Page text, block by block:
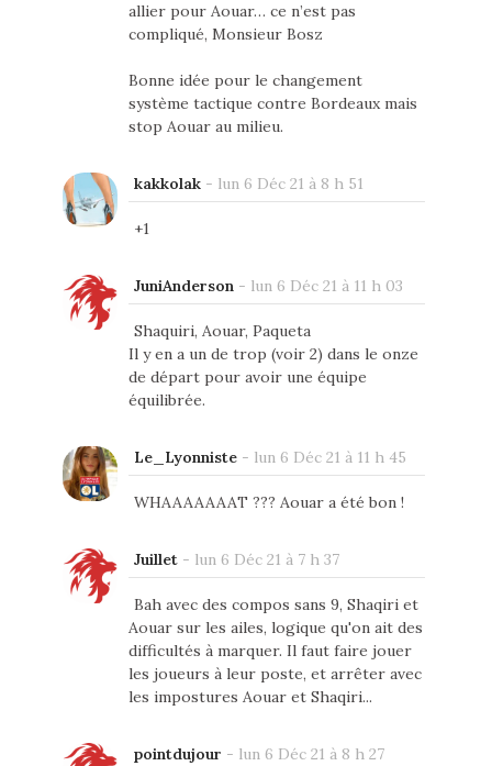
allier pour Aouar… ce n’est pas
compliqué, Monsieur Bosz
Bonne idée pour le changement
système tactique contre Bordeaux mais
stop Aouar au milieu.
kakkolak- lun 6 Déc 21 à 8 h 51
+1
JuniAnderson- lun 6 Déc 21 à 11 h 03
Shaquiri, Aouar, Paqueta
Il y en a un de trop (voir 2) dans le onze
de départ pour avoir une équipe
équilibrée.
Le_Lyonniste- lun 6 Déc 21 à 11 h 45
WHAAAAAAAT ??? Aouar a été bon !
Juillet- lun 6 Déc 21 à 7 h 37
Bah avec des compos sans 9, Shaqiri et
Aouar sur les ailes, logique qu'on ait des
difficultés à marquer. Il faut faire jouer
les joueurs à leur poste, et arrêter avec
les impostures Aouar et Shaqiri...
pointdujour - lun 6 Déc 21 à 8 h 27